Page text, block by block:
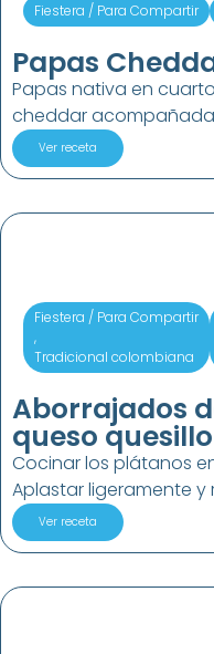
Fiestera / Para Compartir
Papas
Papas nativa en
cheddar
Ver receta
Fiestera / Para Compartir
,
Tradicional colombiana
Aborrajados
queso quesillo
Cocinar los plátanos
Aplastar ligeramente y
Ver receta